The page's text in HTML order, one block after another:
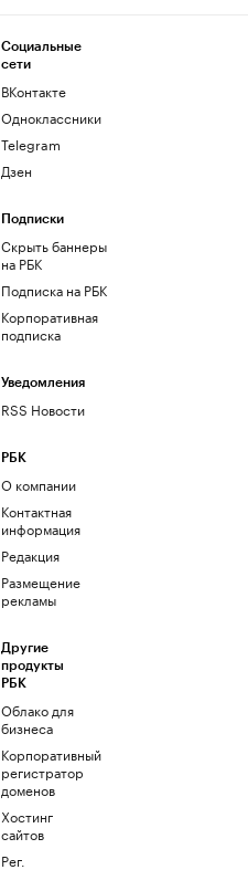
Социальные
сети
ВКонтакте
Одноклассники
Telegram
Дзен
Подписки
Скрыть баннеры
на РБК
Подписка на РБК
Корпоративная
подписка
Уведомления
RSS Новости
РБК
О компании
Контактная
информация
Редакция
Размещение
рекламы
Другие
продукты
РБК
Облако для
бизнеса
Корпоративный
регистратор
доменов
Хостинг
сайтов
Рег.